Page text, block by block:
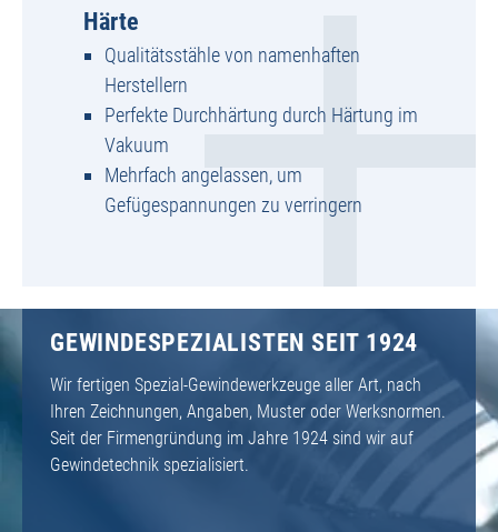
Härte
Qualitätsstähle von namenhaften
Herstellern
Perfekte Durchhärtung durch Härtung im
Vakuum
Mehrfach angelassen, um
Gefügespannungen zu verringern
GEWINDESPEZIALISTEN SEIT 1924
Wir fertigen Spezial-Gewindewerkzeuge aller Art, nach
Ihren Zeichnungen, Angaben, Muster oder Werksnormen.
Seit der Firmengründung im Jahre 1924 sind wir auf
Gewindetechnik spezialisiert.